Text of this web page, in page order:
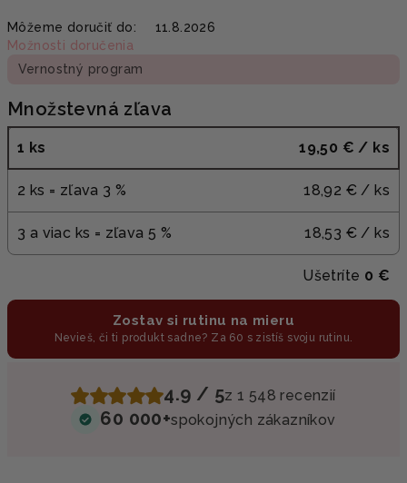
cena:
Môžeme doručiť do:
11.8.2026
Možnosti doručenia
Vernostný program
Množstevná zľava
1 ks 19,50 € / ks
2 ks = zľava 3 % 18,92 € / ks
3 a viac ks = zľava 5 % 18,53 € / ks
Ušetríte 0 €
Zostav si rutinu na mieru
Nevieš, či ti produkt sadne? Za 60 s zistíš svoju rutinu.
4.9 / 5z 1 548 recenzií
60 000+spokojných zákazníkov